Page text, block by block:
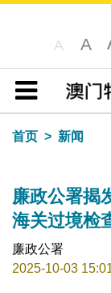
A A
目录
首页
新闻
廉政公署揭
海关过境检
廉政公署
2025-10-03